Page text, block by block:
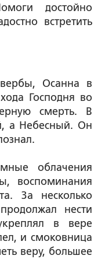
достойно
встретить
Осанна в
Господня во
смерть. В
а Небесный. Он
облачения
воспоминания
За несколько
нести
в вере
и смоковница
веру, большее